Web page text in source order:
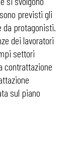
previsti gli
protagonisti.
dei lavoratori
settori
contrattazione
sul piano